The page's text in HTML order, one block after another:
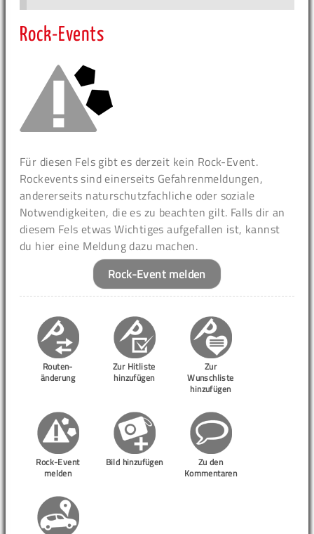
Rock-Events
Für diesen Fels gibt es derzeit kein Rock-Event.
Rockevents sind einerseits Gefahrenmeldungen,
andererseits naturschutzfachliche oder soziale
Notwendigkeiten, die es zu beachten gilt. Falls dir an
diesem Fels etwas Wichtiges aufgefallen ist, kannst
du hier eine Meldung dazu machen.
Rock-Event melden
Routen-
änderung
Zur Hitliste
hinzufügen
Zur
Wunschliste
hinzufügen
Rock-Event
melden
Bild hinzufügen
Zu den
Kommentaren